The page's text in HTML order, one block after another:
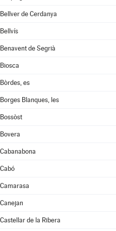
Bellver de Cerdanya
Bellvís
Benavent de Segrià
Biosca
Bòrdes, es
Borges Blanques, les
Bossòst
Bovera
Cabanabona
Cabó
Camarasa
Canejan
Castellar de la Ribera